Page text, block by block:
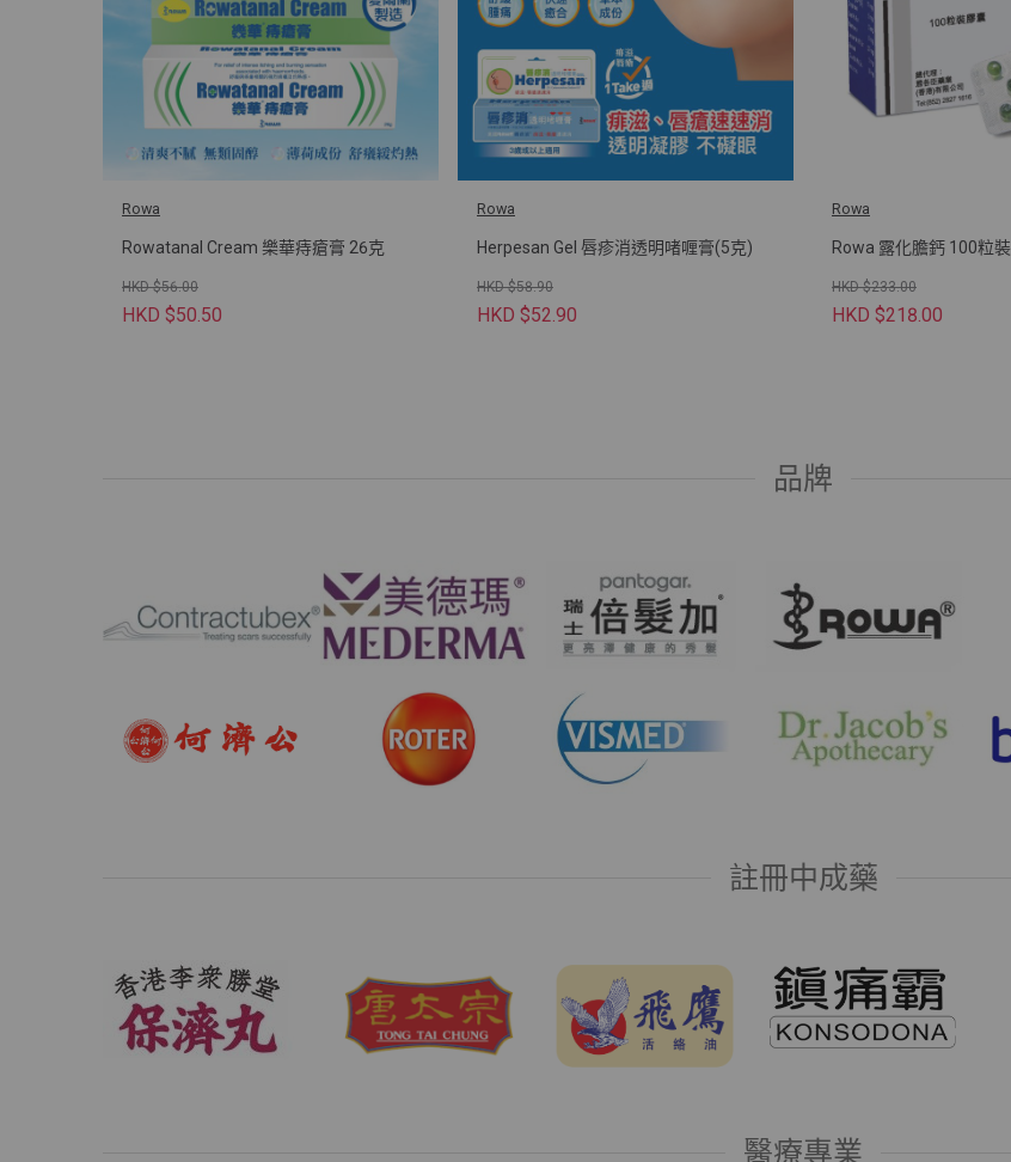
Rowa
Rowatanal Cream 樂華痔瘡膏 26克
HKD $56.00
HKD $50.50
Rowa
Herpesan Gel 唇疹消透明啫喱膏(5克)
HKD $58.90
HKD $52.90
Rowa
Rowa 露化膽鈣 100粒裝
HKD $233.00
HKD $218.00
品牌
註冊中成藥
醫療專業